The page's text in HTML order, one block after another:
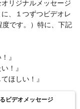
リジナルメッセージ
、１つずつビデオレ
です。）特に、下記
』
！』
ほしい！』
ビデオメッセージ